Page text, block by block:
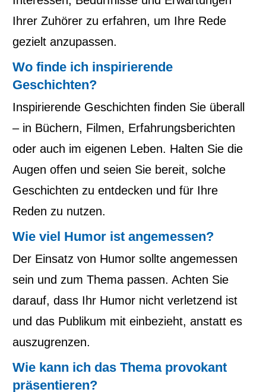
Ihrer Zuhörer zu erfahren, um Ihre Rede
gezielt anzupassen.
Wo finde ich inspirierende
Geschichten?
Inspirierende Geschichten finden Sie überall
– in Büchern, Filmen, Erfahrungsberichten
oder auch im eigenen Leben. Halten Sie die
Augen offen und seien Sie bereit, solche
Geschichten zu entdecken und für Ihre
Reden zu nutzen.
Wie viel Humor ist angemessen?
Der Einsatz von Humor sollte angemessen
sein und zum Thema passen. Achten Sie
darauf, dass Ihr Humor nicht verletzend ist
und das Publikum mit einbezieht, anstatt es
auszugrenzen.
Wie kann ich das Thema provokant
präsentieren?